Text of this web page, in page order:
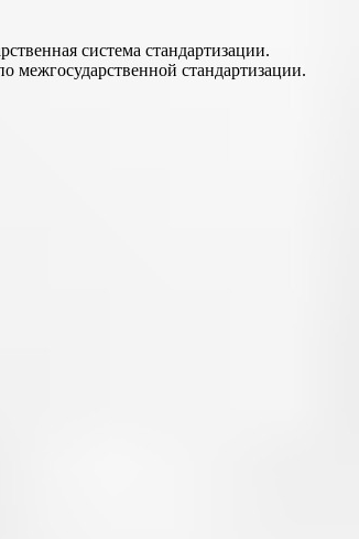
система стандартизации.
стандартизации.